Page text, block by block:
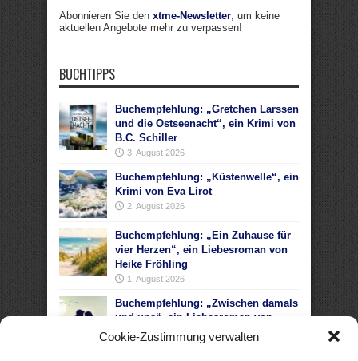
Cookie-Zustimmung verwalten
Abonnieren Sie den xtme-Newsletter , um keine
aktuellen Angebote mehr zu verpassen!
BUCHTIPPS
Buchempfehlung: „Gretchen Larssen
und die Ostseenacht“, ein Krimi von
B.C. Schiller
3. August 2026
Buchempfehlung: „Küstenwelle“, ein
Krimi von Eva Lirot
2. August 2026
Buchempfehlung: „Ein Zuhause für
vier Herzen“, ein Liebesroman von
Heike Fröhling
1. August 2026
Buchempfehlung: „Zwischen damals
und uns“, ein Liebesroman von
Josefine Weiss